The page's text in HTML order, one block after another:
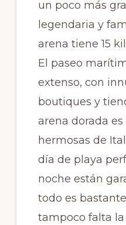
un poco más
legendaria y
arena tiene 15
El paseo
extenso, con
boutiques y
arena dorada
hermosas de
día de playa
noche están
todo es
tampoco falta